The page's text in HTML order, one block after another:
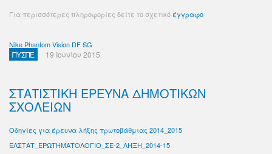
Για περισσότερες πληροφορίες δείτε το σχετικόέγγραφο
Nike Phantom Vision DF SG
ΠΥΣΠΕ 19 Ιουνίου 2015
ΣΤΑΤΙΣΤΙΚΗ ΕΡΕΥΝΑ ΔΗΜΟΤΙΚΩΝ
ΣΧΟΛΕΙΩΝ
Οδηγίες για έρευνα λήξης πρωτοβάθμιας 2014_2015
ΕΛΣΤΑΤ_ΕΡΩΤΗΜΑΤΟΛΟΓΙΟ_ΣΕ-2_ΛΗΞΗ_2014-15